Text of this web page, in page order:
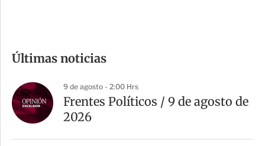
p
a
r
t
Últimas noticias
9 de agosto - 2:00 Hrs
Frentes Políticos / 9 de agosto de
2026